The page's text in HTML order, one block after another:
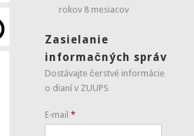
rokov 8 mesiacov
Zasielanie
informačných správ
Dostávajte čerstvé informácie
o dianí v ZUUPS
E-mail*